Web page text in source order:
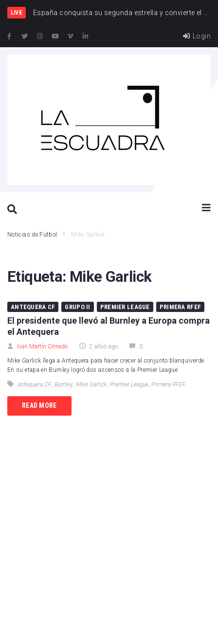
LIVE Esp
Login
Noticias de Fútbol Mike Garlick
Etiqueta: Mike Garlick
ANTEQUERA CF GRUPO II PREMIER LEAGUE PRIMERA RFEF
El presidente que llevó al Burnley a Europa compra
el Antequera
Iván Martín Olmedo 2 años ago 0
Mike Garlick llega a Antequera para hacer crecer al conjunto blanquiverde
En su etapa en Burnley logró dos ascensos a la Premier League
Antequera CF Burnley Mike Garlick Premier League Primera RFEF
READ MORE